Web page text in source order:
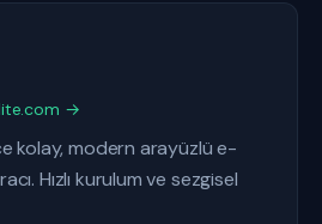
→
kolay, modern arayüzlü e-
Hızlı kurulum ve sezgisel